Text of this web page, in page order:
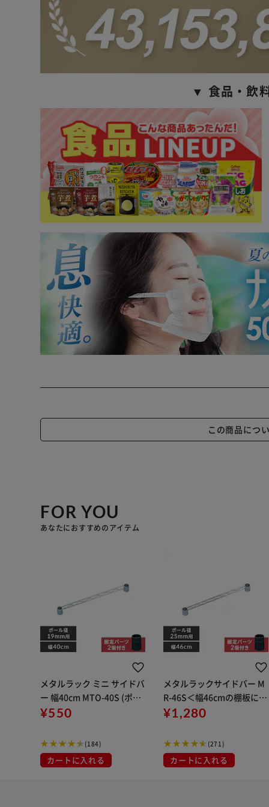
▼ 食品・飲
この商品につ
FOR YOU
あなたにおすすめのアイテム
メタルラック ミニ サイドバ
ー 幅40cm MTO-40S (ポー
ル直径19mm)
¥550
(184)
カートに入れる
メタルラックサイドバー M
R-46S＜幅46cmの棚板に対
応＞
¥1,280
(271)
カートに入れる